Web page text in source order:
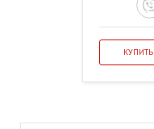
КУПИТЬ